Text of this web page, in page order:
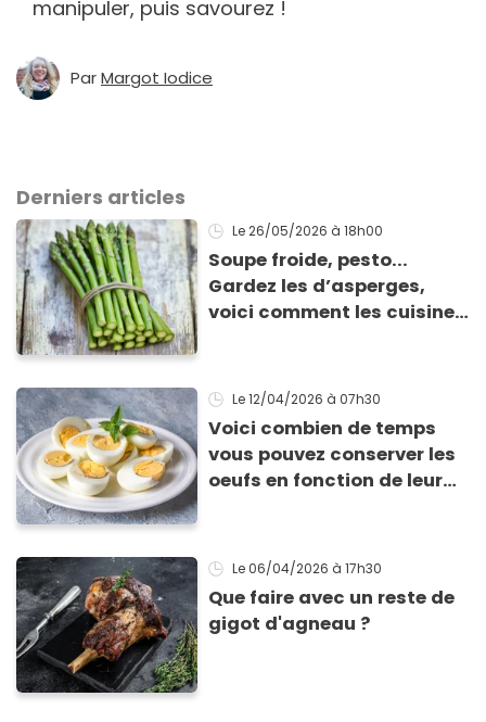
manipuler, puis savourez !
ParMargot Iodice
Derniers articles
Le 26/05/2026 à 18h00
Soupe froide, pesto...
Gardez les d’asperges,
voici comment les cuisiner
Le 12/04/2026 à 07h30
Voici combien de temps
vous pouvez conserver les
oeufs en fonction de leur
Le 06/04/2026 à 17h30
Que faire avec un reste de
gigot d'agneau ?